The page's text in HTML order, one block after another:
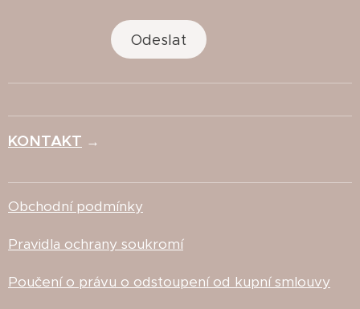
Odeslat
KONTAKT →
Obchodní podmínky
Pravidla ochrany soukromí
Poučení o právu o odstoupení od kupní smlouvy